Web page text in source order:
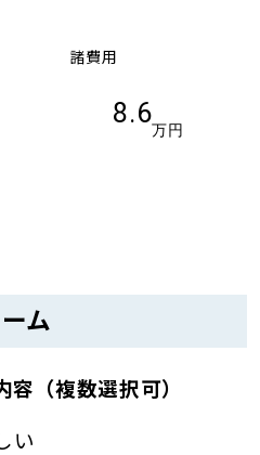
733-500
諸費用
8.6
万円
ム
（複数選択可）
い